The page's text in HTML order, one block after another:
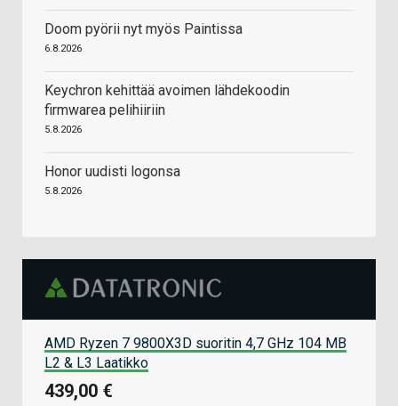
Doom pyörii nyt myös Paintissa
6.8.2026
Keychron kehittää avoimen lähdekoodin
firmwarea pelihiiriin
5.8.2026
Honor uudisti logonsa
5.8.2026
AMD Ryzen 7 9800X3D suoritin 4,7 GHz 104 MB
L2 & L3 Laatikko
439,00 €